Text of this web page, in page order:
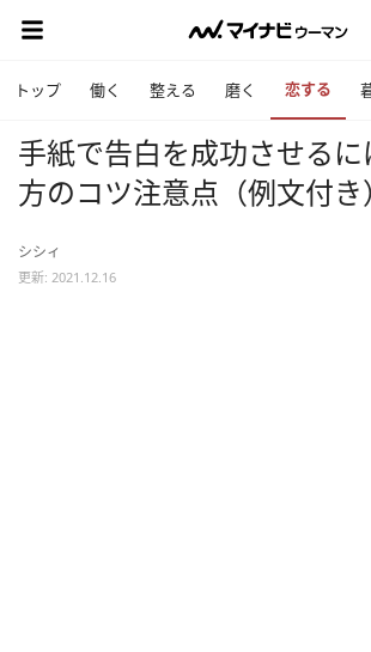
トップ 働く 整える 磨く 恋する
手紙で告白を成功させる
方のコツ注意点（例文付き）
シシィ
更新: 2021.12.16